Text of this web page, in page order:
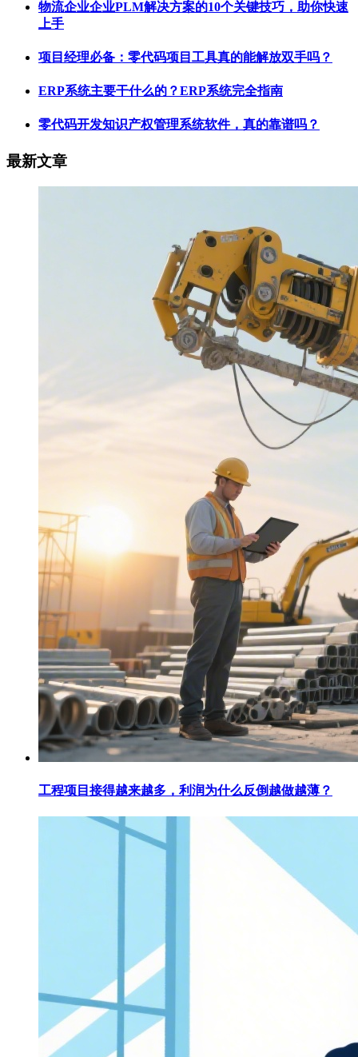
物流企业企业PLM解决方案的10个关键技巧，助你快速
上手
项目经理必备：零代码项目工具真的能解放双手吗？
ERP系统主要干什么的？ERP系统完全指南
零代码开发知识产权管理系统软件，真的靠谱吗？
最新文章
工程项目接得越来越多，利润为什么反倒越做越薄？